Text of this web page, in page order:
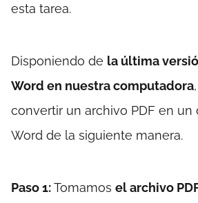
esta tarea.
Disponiendo de la última
Word en nuestra computadora
convertir un archivo PDF en
Word de la siguiente manera.
Paso 1:Tomamos el archivo